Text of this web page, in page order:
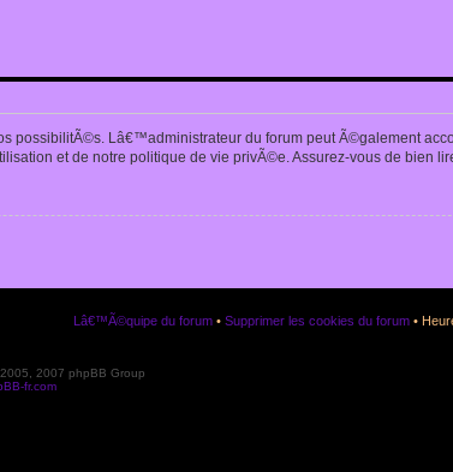
possibilitÃ©s. Lâ€™administrateur du forum peut Ã©galement
et de notre politique de vie privÃ©e. Assurez-vous de bien
Lâ€™Ã©quipe du forum • Supprimer les cookies du forum •
2007 phpBB Group
fr.com